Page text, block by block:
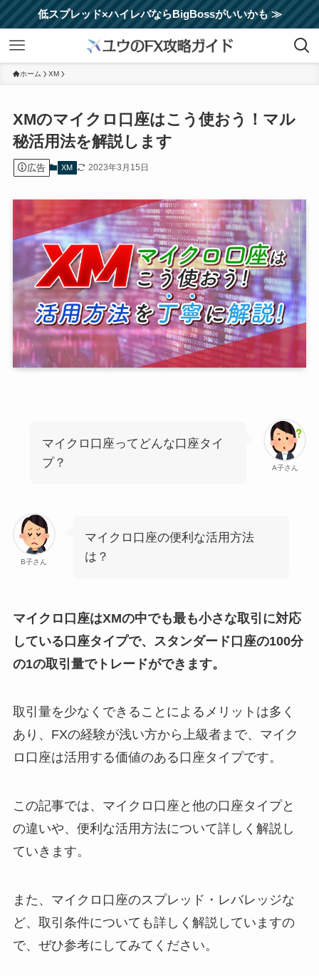
低スプレッド×ハイレバならBigBossがいいかも ≫
ホーム XM
XMのマイクロ口座はこう使おう！マル
秘活用法を解説します
広告 XM 2023年3月15日
A子さん
マイクロ口座ってどんな口座タイ
プ？
B子さん
マイクロ口座の便利な活用方法
は？
マイクロ口座はXMの中でも最も小さな取引に対応
している口座タイプで、スタンダード口座の100分
の1の取引量でトレードができます。
取引量を少なくできることによるメリットは多く
あり、FXの経験が浅い方から上級者まで、マイク
ロ口座は活用する価値のある口座タイプです。
この記事では、マイクロ口座と他の口座タイプと
の違いや、便利な活用方法について詳しく解説し
ていきます。
また、マイクロ口座のスプレッド・レバレッジな
ど、取引条件についても詳しく解説していますの
で、ぜひ参考にしてみてください。